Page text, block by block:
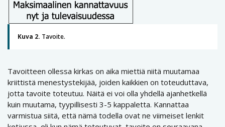
Kuva 2. Tavoite.
Tavoitteen ollessa kirkas on aika miettiä niitä muutamaa
kriittistä menestystekijää, joiden kaikkien on toteuduttava,
jotta tavoite toteutuu. Näitä ei voi olla yhdellä ajanhetkellä
kuin muutama, tyypillisesti 3-5 kappaletta. Kannattaa
varmistua siitä, että nämä todella ovat ne viimeiset lenkit